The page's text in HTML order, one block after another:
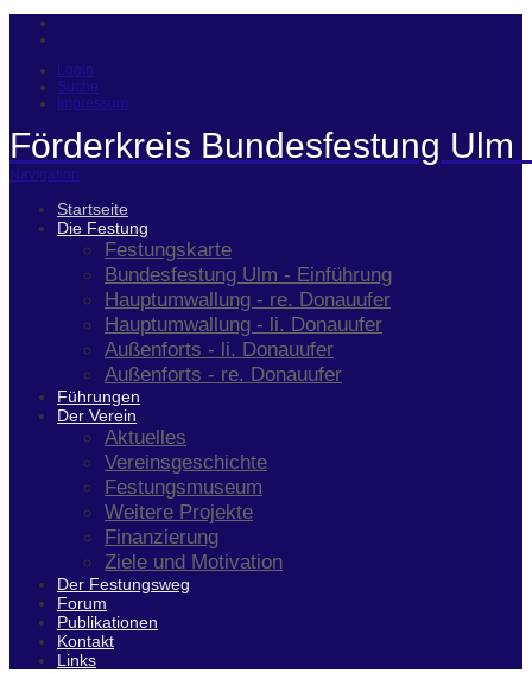
Login
Suche
Impressum
Förderkreis Bundesfestung Ulm
Navigation
Startseite
Die Festung
Festungskarte
Bundesfestung Ulm - Einführung
Hauptumwallung - re. Donauufer
Hauptumwallung - li. Donauufer
Außenforts - li. Donauufer
Außenforts - re. Donauufer
Führungen
Der Verein
Aktuelles
Vereinsgeschichte
Festungsmuseum
Weitere Projekte
Finanzierung
Ziele und Motivation
Der Festungsweg
Forum
Publikationen
Kontakt
Links